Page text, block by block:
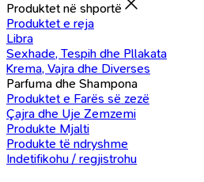
Produktet në shportë
Produktet e reja
Libra
Sexhade, Tespih dhe Pllakata
Krema, Vajra dhe Diverses
Parfuma dhe Shampona
Produktet e Farës së zezë
Çajra dhe Uje Zemzemi
Produkte Mjalti
Produkte të ndryshme
Indetifikohu / regjistrohu